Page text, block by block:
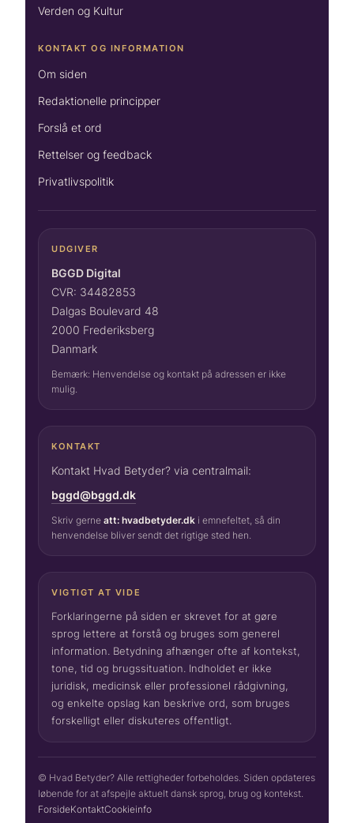
Verden og Kultur
KONTAKT OG INFORMATION
Om siden
Redaktionelle principper
Forslå et ord
Rettelser og feedback
Privatlivspolitik
UDGIVER
BGGD Digital
CVR: 34482853
Dalgas Boulevard 48
2000 Frederiksberg
Danmark
Bemærk: Henvendelse og kontakt på adressen er ikke
mulig.
KONTAKT
Kontakt Hvad Betyder? via centralmail:
bggd@bggd.dk
Skriv gerne att: hvadbetyder.dk i emnefeltet, så din
henvendelse bliver sendt det rigtige sted hen.
VIGTIGT AT VIDE
Forklaringerne på siden er skrevet for at gøre
sprog lettere at forstå og bruges som generel
information. Betydning afhænger ofte af kontekst,
tone, tid og brugssituation. Indholdet er ikke
juridisk, medicinsk eller professionel rådgivning,
og enkelte opslag kan beskrive ord, som bruges
forskelligt eller diskuteres offentligt.
© Hvad Betyder? Alle rettigheder forbeholdes. Siden opdateres
løbende for at afspejle aktuelt dansk sprog, brug og kontekst.
ForsideKontaktCookieinfo